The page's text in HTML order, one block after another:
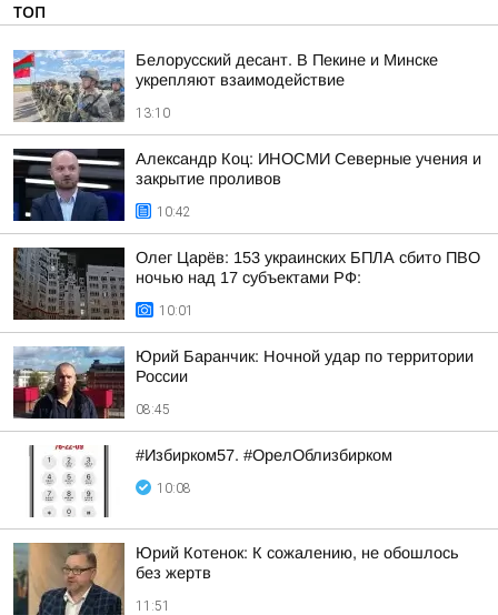
ТОП
Белорусский десант. В Пекине и Минске
укрепляют взаимодействие
13:10
Александр Коц: ИНОСМИ Северные учения и
закрытие проливов
10:42
Олег Царёв: 153 украинских БПЛА сбито ПВО
ночью над 17 субъектами РФ:
10:01
Юрий Баранчик: Ночной удар по территории
России
08:45
#Избирком57. #ОрелОблизбирком
10:08
Юрий Котенок: К сожалению, не обошлось
без жертв
11:51